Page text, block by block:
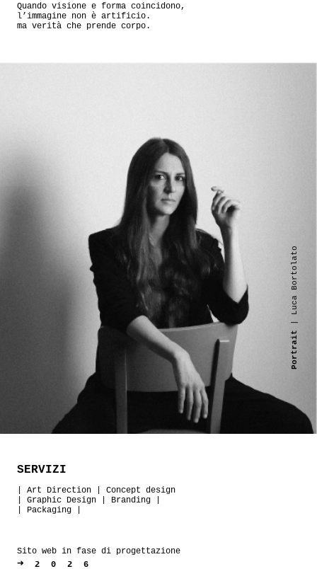
Quando visione e forma coincidono,
l’immagine non è artificio.
ma verità che prende corpo.
SERVIZI
Art Direction
Concept design
Graphic Design Branding
Packaging
Sito web in fase di progettazione
➜ 2026
Portrait
| Luca Bortolato